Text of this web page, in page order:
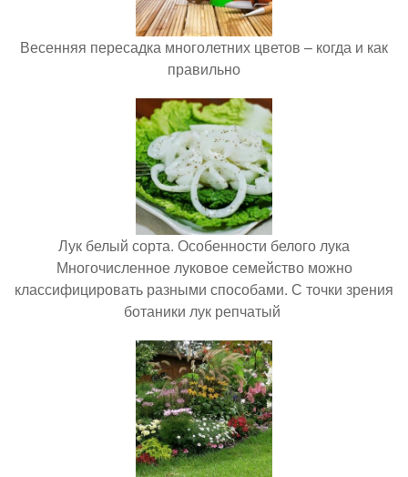
Весенняя пересадка многолетних цветов – когда и как
правильно
Лук белый сорта. Особенности белого лука
Многочисленное луковое семейство можно
классифицировать разными способами. С точки зрения
ботаники лук репчатый